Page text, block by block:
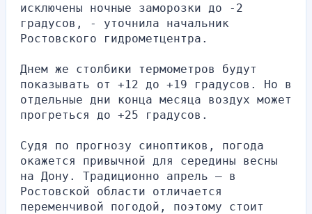
исключены ночные заморозки до -2
градусов, - уточнила начальник
Ростовского гидрометцентра.
Днем же столбики термометров будут
показывать от +12 до +19 градусов. Но в
отдельные дни конца месяца воздух может
прогреться до +25 градусов.
Судя по прогнозу синоптиков, погода
окажется привычной для середины весны
на Дону. Традиционно апрель — в
Ростовской области отличается
переменчивой погодой, поэтому стоит